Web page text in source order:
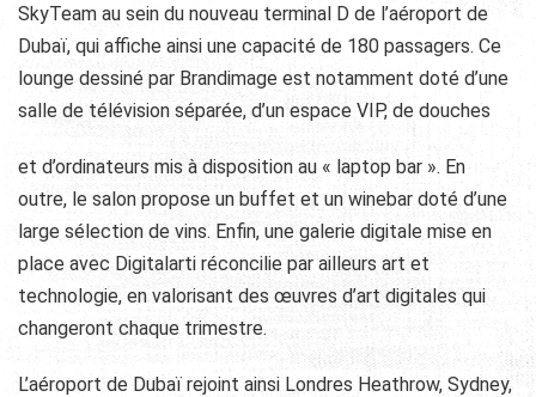
SkyTeam au sein du nouveau terminal D de l’aéroport de
Dubaï, qui affiche ainsi une capacité de 180 passagers. Ce
lounge dessiné par Brandimage est notamment doté d’une
salle de télévision séparée, d’un espace VIP, de douches
et d’ordinateurs mis à disposition au « laptop bar ». En
outre, le salon propose un buffet et un winebar doté d’une
large sélection de vins. Enfin, une galerie digitale mise en
place avec Digitalarti réconcilie par ailleurs art et
technologie, en valorisant des œuvres d’art digitales qui
changeront chaque trimestre.
L’aéroport de Dubaï rejoint ainsi Londres Heathrow, Sydney,